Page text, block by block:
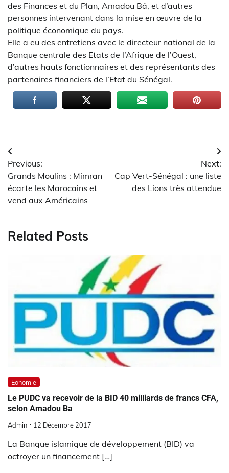
des Finances et du Plan, Amadou Bâ, et d’autres
personnes intervenant dans la mise en œuvre de la
politique économique du pays.
Elle a eu des entretiens avec le directeur national de la
Banque centrale des Etats de l’Afrique de l’Ouest,
d’autres hauts fonctionnaires et des représentants des
partenaires financiers de l’Etat du Sénégal.
Navigation
de
l’article
Previous:
Grands Moulins : Mimran
écarte les Marocains et
vend aux Américains
Next:
Cap Vert-Sénégal : une liste
des Lions très attendue
Related Posts
Eonomie
Le PUDC va recevoir de la BID 40 milliards de francs CFA,
selon Amadou Ba
Admin 12 Décembre 2017
La Banque islamique de développement (BID) va
octroyer un financement […]